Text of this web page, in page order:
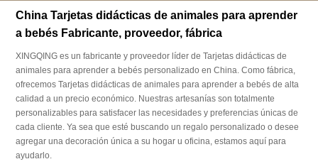
China Tarjetas didácticas de animales para aprender
a bebés Fabricante, proveedor, fábrica
XINGQING es un fabricante y proveedor líder de Tarjetas didácticas de
animales para aprender a bebés personalizado en China. Como fábrica,
ofrecemos Tarjetas didácticas de animales para aprender a bebés de alta
calidad a un precio económico. Nuestras artesanías son totalmente
personalizables para satisfacer las necesidades y preferencias únicas de
cada cliente. Ya sea que esté buscando un regalo personalizado o desee
agregar una decoración única a su hogar u oficina, estamos aquí para
ayudarlo.